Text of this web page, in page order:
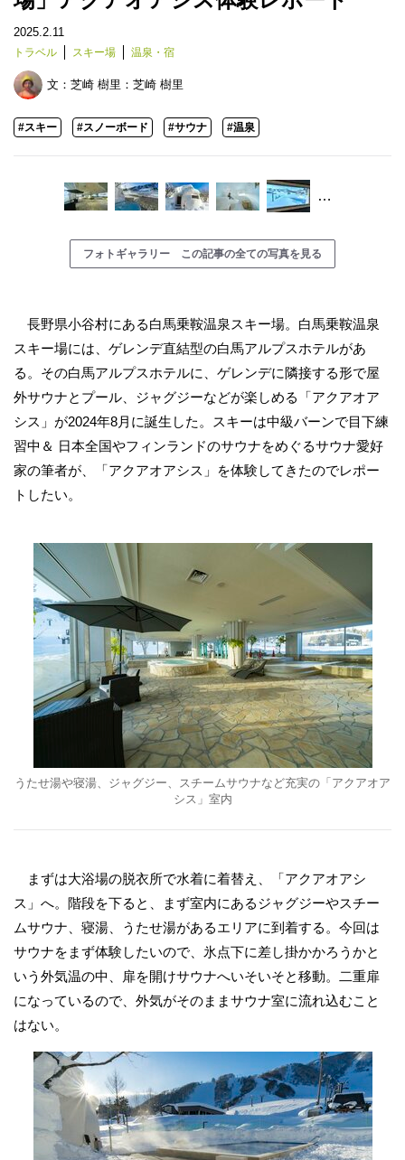
2025.2.11
トラベル スキー場 温泉・宿
文：芝崎 樹里： 芝崎 樹里
#スキー #スノーボード #サウナ #温泉
…
フォトギャラリー この記事の全ての写真を見る
長野県小谷村にある白馬乗鞍温泉スキー場。白馬乗鞍温泉
スキー場には、ゲレンデ直結型の白馬アルプスホテルがあ
る。その白馬アルプスホテルに、ゲレンデに隣接する形で屋
外サウナとプール、ジャグジーなどが楽しめる「アクアオア
シス」が2024年8月に誕生した。スキーは中級バーンで目下練
習中＆ 日本全国やフィンランドのサウナをめぐるサウナ愛好
家の筆者が、「アクアオアシス」を体験してきたのでレポー
トしたい。
うたせ湯や寝湯、ジャグジー、スチームサウナなど充実の「アクアオア
シス」室内
まずは大浴場の脱衣所で水着に着替え、「アクアオアシ
ス」へ。階段を下ると、まず室内にあるジャグジーやスチー
ムサウナ、寝湯、うたせ湯があるエリアに到着する。今回は
サウナをまず体験したいので、氷点下に差し掛かかろうかと
いう外気温の中、扉を開けサウナへいそいそと移動。二重扉
になっているので、外気がそのままサウナ室に流れ込むこと
はない。